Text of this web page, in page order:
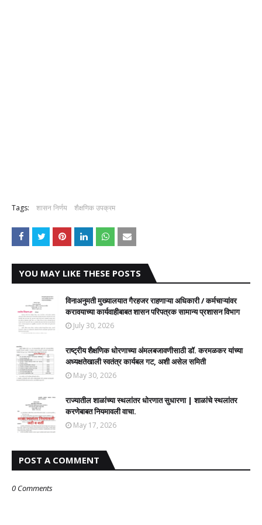
Tags: शासन निर्णय शैक्षणिक उपक्रम
YOU MAY LIKE THESE POSTS
विनाअनुमती मुख्यालयात गैरहजर राहणाऱ्या अधिकारी / कर्मचाऱ्यांवर
करावयाच्या कार्यवाहीबाबत शासन परिपत्रक सामान्य प्रशासन विभाग
July 30, 2026
राष्ट्रीय शैक्षणिक धोरणाच्या अंमलबजावणीसाठी डॉ. करमळकर यांच्या
अध्यक्षतेखाली स्वतंत्र कार्यबल गट, अशी असेल समिती
May 30, 2026
राज्यातील शाळांच्या स्थलांतर धोरणात सुधारणा | शाळांचे स्थलांतर
करणेबाबत नियमावली वाचा.
May 17, 2026
POST A COMMENT
0 Comments